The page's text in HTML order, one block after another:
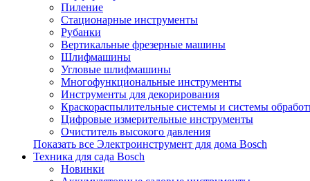
Пиление
Стационарные инструменты
Рубанки
Вертикальные фрезерные машины
Шлифмашины
Угловые шлифмашины
Многофункциональные инструменты
Инструменты для декорирования
Краскораспылительные системы и системы
Цифровые измерительные инструменты
Очиститель высокого давления
Показать все Электроинструмент для дома Bosch
Техника для сада Bosch
Новинки